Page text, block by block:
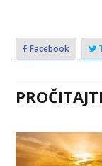
Facebook